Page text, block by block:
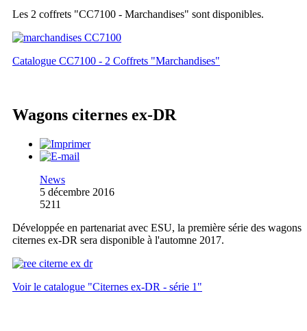
Les 2 coffrets "CC7100 - Marchandises" sont disponibles.
Catalogue CC7100 - 2 Coffrets "Marchandises"
Wagons citernes ex-DR
News
5 décembre 2016
5211
Développée en partenariat avec ESU, la première série des wagons
citernes ex-DR sera disponible à l'automne 2017.
Voir le catalogue "Citernes ex-DR - série 1"